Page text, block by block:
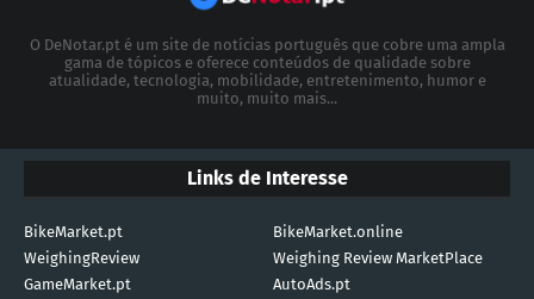
O DeNotar.pt é um site de notícias português que cobre uma ampla
gama de tópicos e oferece conteúdos de qualidade sobre
atualidade, tecnologia, mobilidade, entretenimento, humor e
muito, muito mais...
Links de Interesse
BikeMarket.pt
BikeMarket.online
WeighingReview
Weighing Review MarketPlace
GameMarket.pt
AutoAds.pt